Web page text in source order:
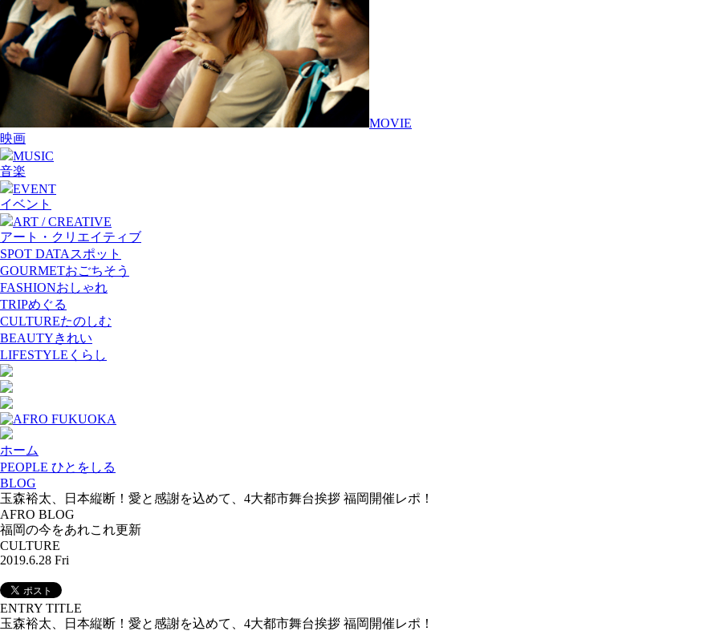
MOVIE
映画
MUSIC
音楽
EVENT
イベント
ART / CREATIVE
アート・クリエイティブ
SPOT DATA スポット
GOURMETおごちそう
FASHIONおしゃれ
TRIPめぐる
CULTUREたのしむ
BEAUTYきれい
LIFESTYLE くらし
ホーム
PEOPLE ひとをしる
BLOG
玉森裕太、日本縦断！愛と感謝を込めて、4大都市舞台挨拶 福岡開催レポ！
AFRO BLOG
福岡の今をあれこれ更新
CULTURE
2019.6.28 Fri
ENTRY TITLE
玉森裕太、日本縦断！愛と感謝を込めて、4大都市舞台挨拶 福岡開催レポ！